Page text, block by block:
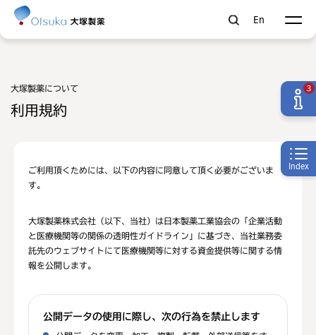
En
大塚製薬について
利用規約
Index
ご利用頂くためには、以下の内容に同意して頂く必要がございま
す。
大塚製薬株式会社（以下、当社）は日本製薬工業協会の「企業活動
と医療機関等の関係の透明性ガイドライン」に基づき、当社業務委
託先のウェブサイトにて医療機関等に対する資金提供等に関する情
報を公開します。
公開データの使用に際し、次の行為を禁止します
3